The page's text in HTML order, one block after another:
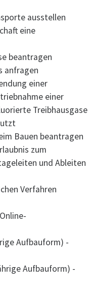
ausstellen
eine
beantragen
anfragen
einer
einer
Treibhausgase
Bauen beantragen
zum
und Ableiten
Verfahren
Aufbauform) -
Aufbauform) -